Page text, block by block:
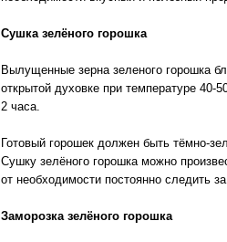
Сушка зелёного горошка
Вылущенные зерна зеленого горошка
открытой духовке при температуре
2 часа.
Готовый горошек должен быть тёмно-
Сушку зелёного горошка можно
от необходимости постоянно следить
Заморозка зелёного горошка